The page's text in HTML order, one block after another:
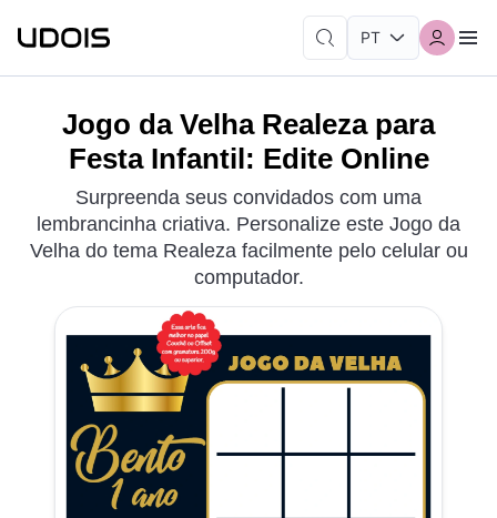
Jogo da Velha Realeza para
Festa Infantil: Edite Online
Surpreenda seus convidados com uma
lembrancinha criativa. Personalize este Jogo da
Velha do tema Realeza facilmente pelo celular ou
computador.